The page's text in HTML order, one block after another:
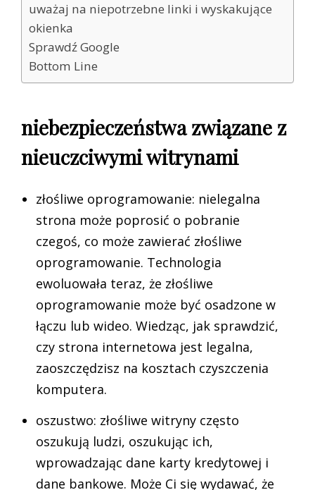
uważaj na niepotrzebne linki i wyskakujące
okienka
Sprawdź Google
Bottom Line
niebezpieczeństwa związane z
nieuczciwymi witrynami
złośliwe oprogramowanie: nielegalna
strona może poprosić o pobranie
czegoś, co może zawierać złośliwe
oprogramowanie. Technologia
ewoluowała teraz, że złośliwe
oprogramowanie może być osadzone w
łączu lub wideo. Wiedząc, jak sprawdzić,
czy strona internetowa jest legalna,
zaoszczędzisz na kosztach czyszczenia
komputera.
oszustwo: złośliwe witryny często
oszukują ludzi, oszukując ich,
wprowadzając dane karty kredytowej i
dane bankowe. Może Ci się wydawać, że